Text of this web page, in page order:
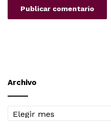
Archivo
Archivo